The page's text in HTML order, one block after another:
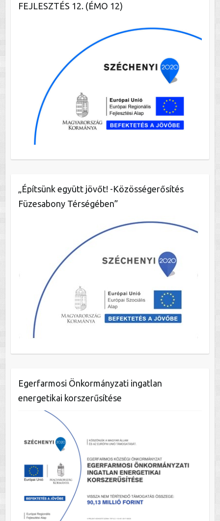
FEJLESZTÉS 12. (ÉMO 12)
„Építsünk együtt jövőt! -Közösségerősítés
Füzesabony Térségében”
Egerfarmosi Önkormányzati ingatlan
energetikai korszerűsítése